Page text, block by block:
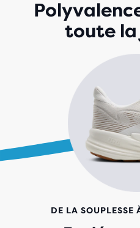
toute la
DE LA SOUPLESSE